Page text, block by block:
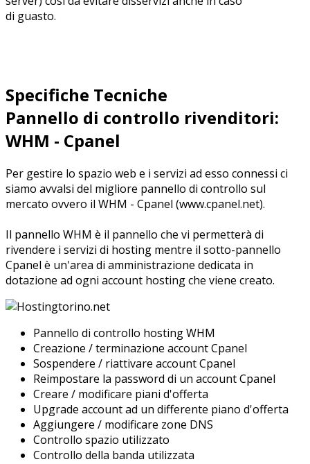
di guasto.
Specifiche Tecniche
Pannello di controllo rivenditori:
WHM - Cpanel
Per gestire lo spazio web e i servizi ad esso connessi ci
siamo avvalsi del migliore pannello di controllo sul
mercato ovvero il WHM - Cpanel (www.cpanel.net).
Il pannello WHM è il pannello che vi permetterà di
rivendere i servizi di hosting mentre il sotto-pannello
Cpanel è un'area di amministrazione dedicata in
dotazione ad ogni account hosting che viene creato.
Pannello di controllo hosting WHM
Creazione / terminazione account Cpanel
Sospendere / riattivare account Cpanel
Reimpostare la password di un account Cpanel
Creare / modificare piani d'offerta
Upgrade account ad un differente piano d'offerta
Aggiungere / modificare zone DNS
Controllo spazio utilizzato
Controllo della banda utilizzata